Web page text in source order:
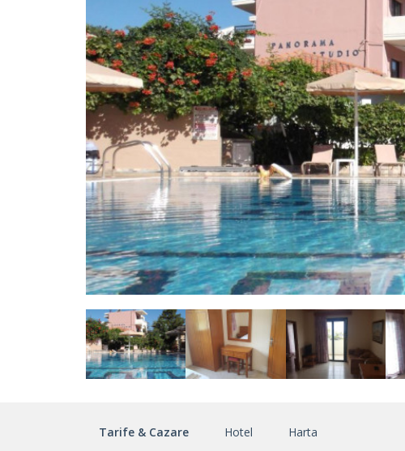
Tarife & Cazare Hotel Harta